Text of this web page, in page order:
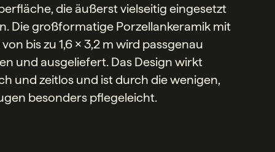
die äußerst vielseitig eingesetzt
Die großformatige Porzellankeramik mit
bis zu 1,6 x 3,2 m wird passgenau
und ausgeliefert. Das Design wirkt
und zeitlos und ist durch die wenigen,
besonders pflegeleicht.